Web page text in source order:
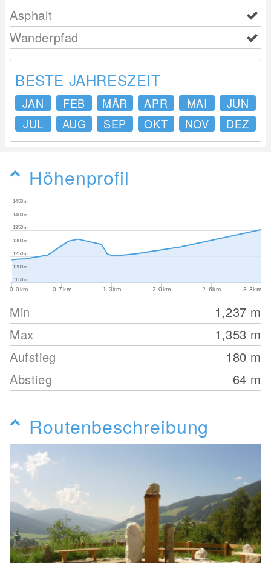
Asphalt
Wanderpfad
BESTE JAHRESZEIT
JAN FEB MÄR APR MAI
JUN
JUL
AUG SEP OKT NOV DEZ
Höhenprofil
0.0km 0.7km 1.3km 2.0km 2.6km 3.3km
1150m
1200m
1250m
1300m
1350m
1400m
1450m
Min 1,237 m
Max
1,353 m
Aufstieg
180 m
Abstieg
64 m
Routenbeschreibung